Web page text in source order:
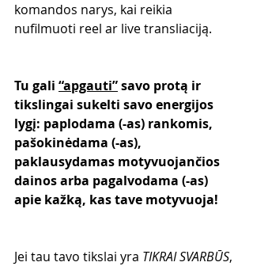
komandos narys, kai reikia
nufilmuoti reel ar live transliaciją.
Tu gali “apgauti” savo protą ir
tikslingai sukelti savo energijos
lygį: paplodama (-as) rankomis,
pašokinėdama (-as),
paklausydamas motyvuojančios
dainos arba pagalvodama (-as)
apie kažką, kas tave motyvuoja!
Jei tau tavo tikslai yra TIKRAI SVARBŪS,